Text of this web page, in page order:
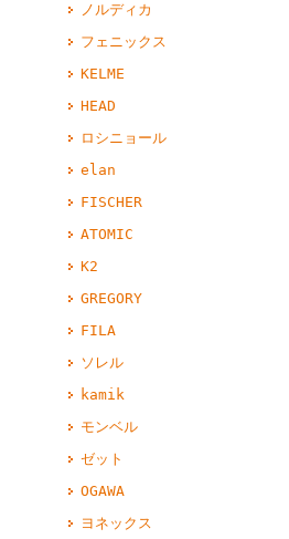
ノルディカ
フェニックス
KELME
HEAD
ロシニョール
elan
FISCHER
ATOMIC
K2
GREGORY
FILA
ソレル
kamik
モンベル
ゼット
OGAWA
ヨネックス